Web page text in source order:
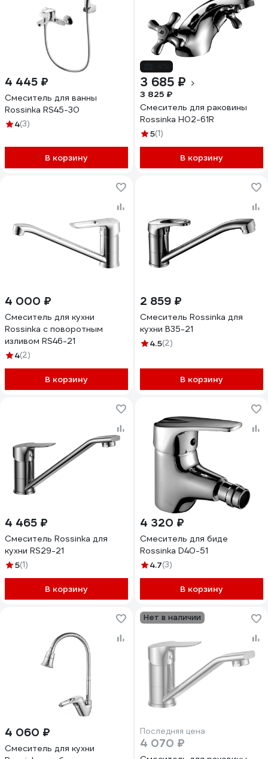
4 445 ₽
Смеситель для ванны
Rossinka RS45-30
4(3)
В корзину
3 685 ₽
3 825 ₽
Смеситель для раковины
Rossinka H02-61R
5(1)
В корзину
4 000 ₽
Смеситель для кухни
Rossinka с поворотным
изливом RS46-21
4(2)
В корзину
2 859 ₽
Смеситель Rossinka для
кухни B35-21
4.5(2)
В корзину
4 465 ₽
Смеситель Rossinka для
кухни RS29-21
5(1)
В корзину
4 320 ₽
Смеситель для биде
Rossinka D40-51
4.7(3)
В корзину
4 060 ₽
Смеситель для кухни
Нет в наличии
Последняя цена
4 070 ₽